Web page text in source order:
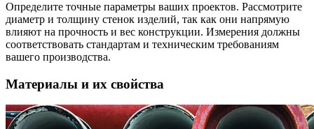
Определите точные параметры ваших проектов. Рассмотрите
диаметр и толщину стенок изделий, так как они напрямую
влияют на прочность и вес конструкции. Измерения должны
соответствовать стандартам и техническим требованиям
вашего производства.
Материалы и их свойства